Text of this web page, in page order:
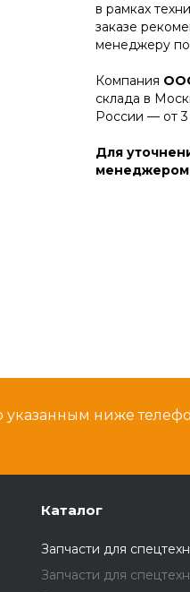
в рамках
заказе
менеджеру
Компания
склада в
России — от
Для
менеджером
указанным ниже
Каталог
Запчасти для
Запчасти для